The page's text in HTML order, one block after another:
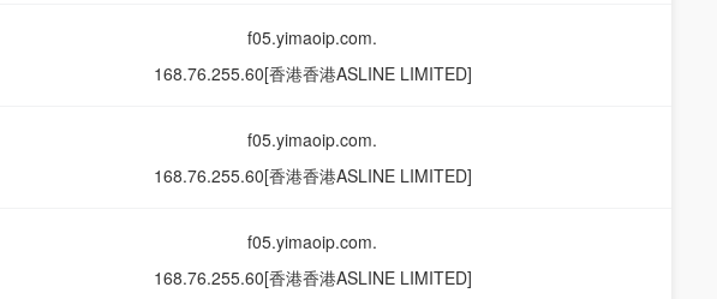
f05.yimaoip.com.
168.76.255.60[香港香港ASLINE LIMITED]
f05.yimaoip.com.
168.76.255.60[香港香港ASLINE LIMITED]
f05.yimaoip.com.
168.76.255.60[香港香港ASLINE LIMITED]